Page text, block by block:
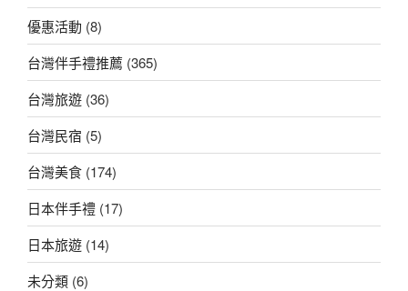
優惠活動 (8)
台灣伴手禮推薦 (365)
台灣旅遊 (36)
台灣民宿 (5)
台灣美食 (174)
日本伴手禮 (17)
日本旅遊 (14)
未分類 (6)